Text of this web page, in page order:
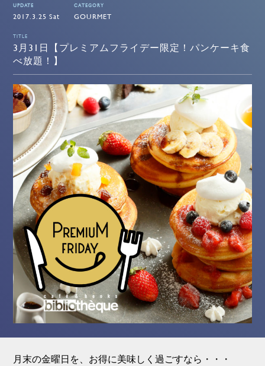
UPDATE
2017.3.25 Sat
CATEGORY
GOURMET
TITLE
3月31日【プレミアムフライデー限定！パンケーキ食
べ放題！】
月末の金曜日を、お得に美味しく過ごすなら・・・